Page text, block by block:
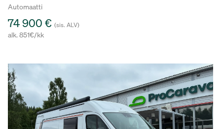
Automaatti
74 900 € (sis. ALV)
alk. 851€/kk